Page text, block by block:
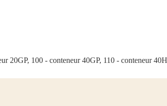
20GP, 100 - conteneur 40GP, 110 - conteneur